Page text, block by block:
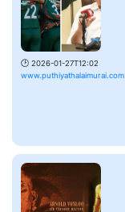
🕑 2026-01-27T12:02
www.puthiyathalaimurai.com